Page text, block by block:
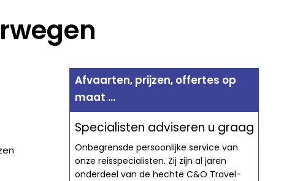
Afvaarten, prijzen, offertes op
maat ...
Specialisten adviseren u graag
Onbegrensde persoonlijke service van
onze reisspecialisten. Zij zijn al jaren
onderdeel van de hechte C&O Travel-